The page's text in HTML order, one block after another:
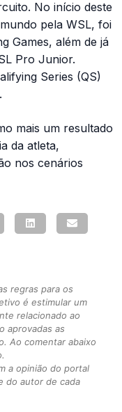
No início deste
pela WSL, foi
Games, além de já
Pro Junior.
Series (QS)
mais um resultado
da atleta,
nos cenários
regras para os
é estimular um
relacionado ao
aprovadas as
Ao comentar abaixo
a opinião do portal
do autor de cada